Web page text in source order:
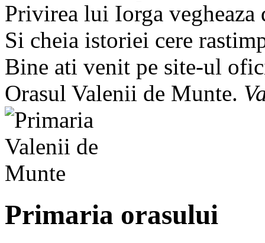
Privirea lui Iorga
Si cheia istoriei cere
Bine ati venit pe site-ul
Orasul Valenii de Munte.
Primaria orasului